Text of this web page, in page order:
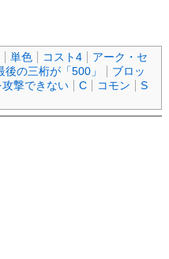
単色 コスト4
アーク・セ
後の三桁が「500」
ブロッ
撃できない C コモン
S